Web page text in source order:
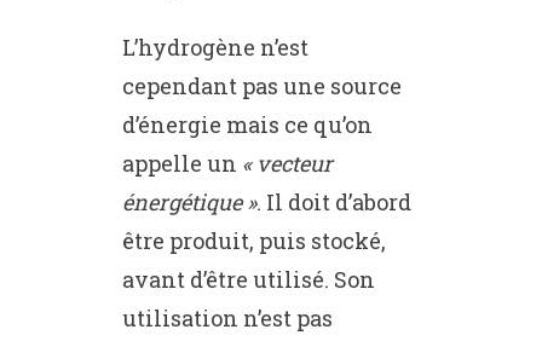
L’hydrogène n’est
cependant pas une source
d’énergie mais ce qu’on
appelle un « vecteur
énergétique ». Il doit d’abord
être produit, puis stocké,
avant d’être utilisé. Son
utilisation n’est pas